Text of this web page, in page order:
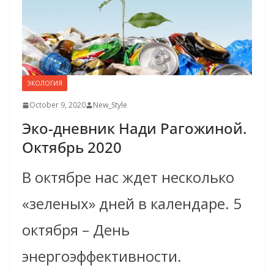
ЭКОЛОГИЯ
October 9, 2020 New_Style
Эко-дневник Нади Рагожиной.
Октябрь 2020
В октябре нас ждет несколько
«зеленых» дней в календаре. 5
октября – День
энергоэффективности.